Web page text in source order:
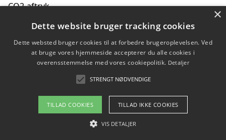
CO2-aftryk
Hvordan nyheder om CO2-udledning påvirker vores
hverdag
Om / kontakt
Blog Betingelser
×
Dette website bruger tracking cookies
Dette websted bruger cookies til at forbedre brugeroplevelsen. Ved
at bruge vores hjemmeside accepterer du alle cookies i
overensstemmelse med vores cookiepolitik. Detaljer
STRENGT NØDVENDIGE
TILLAD COOKIES TILLAD IKKE COOKIES
VIS DETALJER